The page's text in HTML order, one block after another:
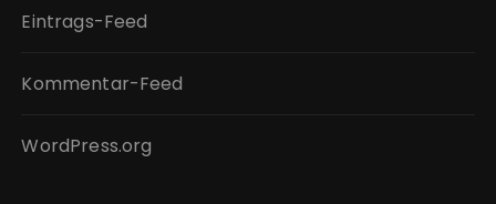
Eintrags-Feed
Kommentar-Feed
WordPress.org